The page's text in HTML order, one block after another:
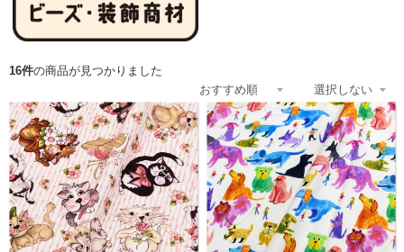
16件の商品が見つかりました